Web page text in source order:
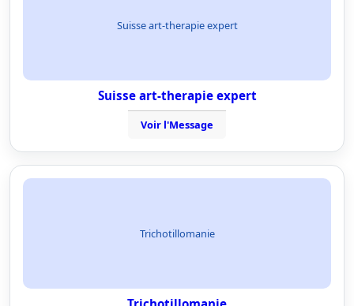
Suisse art-therapie expert
Suisse art-therapie expert
Voir l'Message
Trichotillomanie